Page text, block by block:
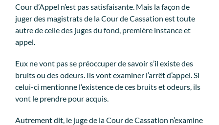
Cour d’Appel n’est pas satisfaisante. Mais la façon de
juger des magistrats de la Cour de Cassation est toute
autre de celle des juges du fond, première instance et
appel.
Eux ne vont pas se préoccuper de savoir s’il existe des
bruits ou des odeurs. Ils vont examiner l’arrêt d’appel. Si
celui-ci mentionne l’existence de ces bruits et odeurs, ils
vont le prendre pour acquis.
Autrement dit, le juge de la Cour de Cassation n’examine